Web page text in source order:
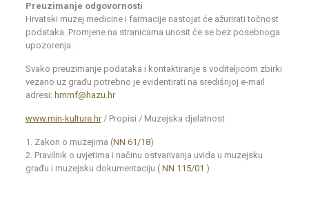
Preuzimanje odgovornosti
Hrvatski muzej medicine i farmacije nastojat će ažurirati točnost
podataka. Promjene na stranicama unosit će se bez posebnoga
upozorenja.
Svako preuzimanje podataka i kontaktiranje s voditeljicom zbirki
vezano uz građu potrebno je evidentirati na središnjoj e-mail
adresi: hmmf@hazu.hr
www.min-kulture.hr/ Propisi / Muzejska djelatnost
1. Zakon o muzejima (NN 61/18)
2. Pravilnik o uvjetima i načinu ostvarivanja uvida u muzejsku
građu i muzejsku dokumentaciju (NN 115/01 )